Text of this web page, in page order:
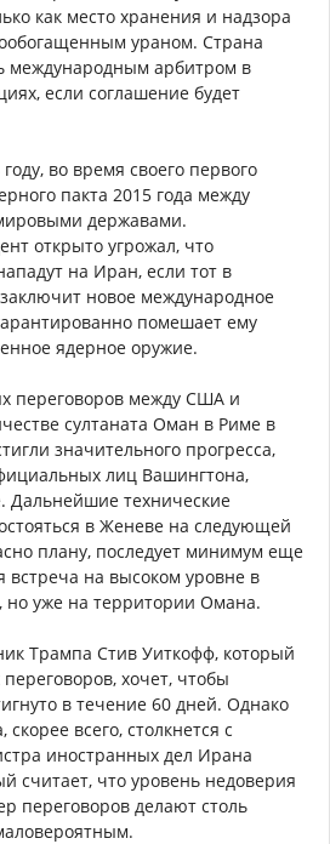
как место хранения и надзора
ураном. Страна
международным арбитром в
если соглашение будет
во время своего первого
пакта 2015 года между
державами.
открыто угрожал, что
на Иран, если тот в
новое международное
помешает ему
ядерное оружие.
переговоров между США и
султаната Оман в Риме в
значительного прогресса,
лиц Вашингтона,
Дальнейшие технические
в Женеве на следующей
плану, последует минимум еще
встреча на высоком уровне в
уже на территории Омана.
Трампа Стив Уиткофф, который
хочет, чтобы
в течение 60 дней. Однако
всего, столкнется с
иностранных дел Ирана
считает, что уровень недоверия
переговоров делают столь